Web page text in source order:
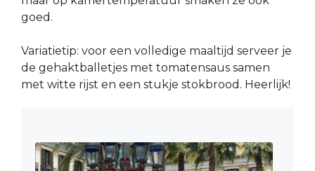
goed.
Variatietip: voor een volledige maaltijd serveer je
de gehaktballetjes met tomatensaus samen
met witte rijst en een stukje stokbrood. Heerlijk!